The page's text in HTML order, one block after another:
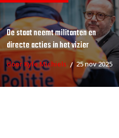
De staat neemt militanten en
directe acties in het vizier
door Kyle Michiels 25 nov 2025